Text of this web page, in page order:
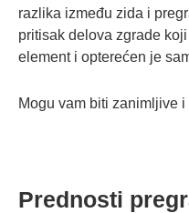
razlika između zida i
pritisak delova zgrade
element i opterećen je
Mogu vam biti zanimljive i
Prednosti